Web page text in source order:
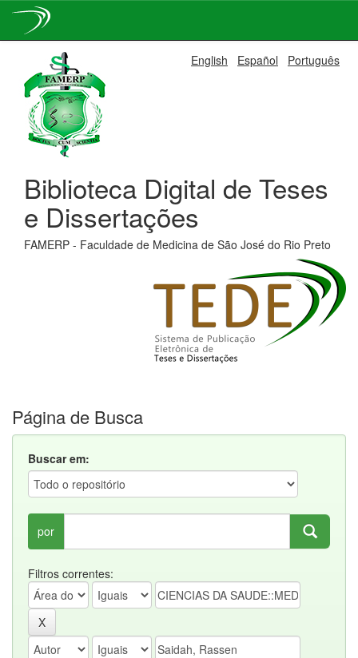
navigation
English Español Português
Biblioteca Digital de Teses
e Dissertações
FAMERP - Faculdade de Medicina de São José do Rio Preto
Página de Busca
Buscar em:
por
Filtros correntes: